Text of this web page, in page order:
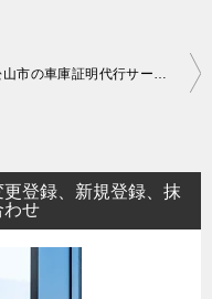
東松山市の車庫証明代行サービス｜埼玉県
登録、新規登録、抹
わせ